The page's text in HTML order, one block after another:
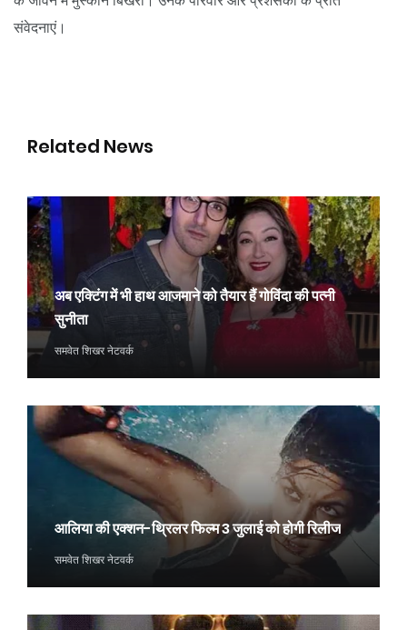
संवेदनाएं।
Related News
अब एक्टिंग में भी हाथ आजमाने को तैयार हैं गोविंदा की पत्नी
सुनीता
समवेत शिखर नेटवर्क
आलिया की एक्शन-थ्रिलर फिल्म 3 जुलाई को होगी रिलीज
समवेत शिखर नेटवर्क